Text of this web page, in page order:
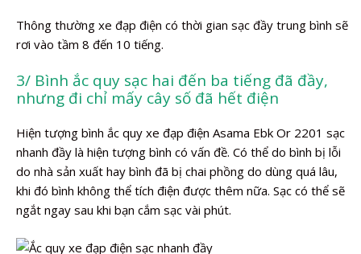
Thông thường xe đạp điện có thời gian sạc đầy trung bình sẽ
rơi vào tầm 8 đến 10 tiếng.
3/ Bình ắc quy sạc hai đến ba tiếng đã đầy,
nhưng đi chỉ mấy cây số đã hết điện
Hiện tượng bình ắc quy xe đạp điện Asama Ebk Or 2201 sạc
nhanh đầy là hiện tượng bình có vấn đề. Có thể do bình bị lỗi
do nhà sản xuất hay bình đã bị chai phồng do dùng quá lâu,
khi đó bình không thể tích điện được thêm nữa. Sạc có thể sẽ
ngắt ngay sau khi bạn cắm sạc vài phút.